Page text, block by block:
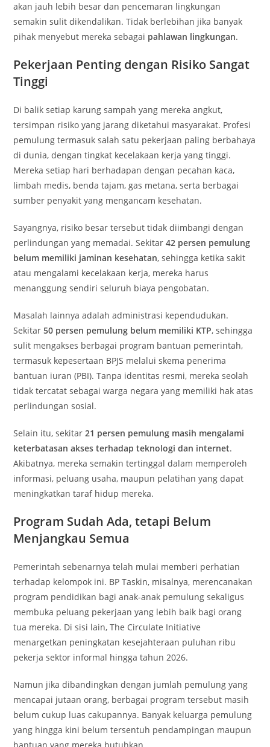
akan jauh lebih besar dan pencemaran lingkungan
semakin sulit dikendalikan. Tidak berlebihan jika banyak
pihak menyebut mereka sebagai pahlawan lingkungan.
Pekerjaan Penting dengan Risiko Sangat
Tinggi
Di balik setiap karung sampah yang mereka angkut,
tersimpan risiko yang jarang diketahui masyarakat. Profesi
pemulung termasuk salah satu pekerjaan paling berbahaya
di dunia, dengan tingkat kecelakaan kerja yang tinggi.
Mereka setiap hari berhadapan dengan pecahan kaca,
limbah medis, benda tajam, gas metana, serta berbagai
sumber penyakit yang mengancam kesehatan.
Sayangnya, risiko besar tersebut tidak diimbangi dengan
perlindungan yang memadai. Sekitar42 persen pemulung
belum memiliki jaminan kesehatan, sehingga ketika sakit
atau mengalami kecelakaan kerja, mereka harus
menanggung sendiri seluruh biaya pengobatan.
Masalah lainnya adalah administrasi kependudukan.
Sekitar50 persen pemulung belum memiliki KTP, sehingga
sulit mengakses berbagai program bantuan pemerintah,
termasuk kepesertaan BPJS melalui skema penerima
bantuan iuran (PBI). Tanpa identitas resmi, mereka seolah
tidak tercatat sebagai warga negara yang memiliki hak atas
perlindungan sosial.
Selain itu, sekitar21 persen pemulung masih mengalami
keterbatasan akses terhadap teknologi dan internet.
Akibatnya, mereka semakin tertinggal dalam memperoleh
informasi, peluang usaha, maupun pelatihan yang dapat
meningkatkan taraf hidup mereka.
Program Sudah Ada, tetapi Belum
Menjangkau Semua
Pemerintah sebenarnya telah mulai memberi perhatian
terhadap kelompok ini. BP Taskin, misalnya, merencanakan
program pendidikan bagi anak-anak pemulung sekaligus
membuka peluang pekerjaan yang lebih baik bagi orang
tua mereka. Di sisi lain, The Circulate Initiative
menargetkan peningkatan kesejahteraan puluhan ribu
pekerja sektor informal hingga tahun 2026.
Namun jika dibandingkan dengan jumlah pemulung yang
mencapai jutaan orang, berbagai program tersebut masih
belum cukup luas cakupannya. Banyak keluarga pemulung
yang hingga kini belum tersentuh pendampingan maupun